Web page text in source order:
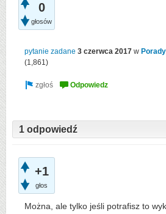
0
głosów
pytanie zadane 3 czerwca 2017 w Porady
(1,861)
1 odpowiedź
+1
głos
Można, ale tylko jeśli potrafisz to